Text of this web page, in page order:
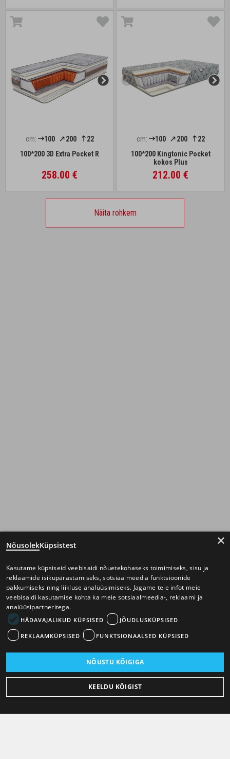
cm: 100 200
22
100*200 3D Extra Pocket R
258.00 €
cm: 100 200
22
100*200 Kingtonic Pocket
kokos Plus
212.00 €
Näita rohkem
×
NõusolekKüpsistest
Kasutame küpsiseid veebisaidi nõuetekohaseks toimimiseks, sisu ja
reklaamide isikupärastamiseks, sotsiaalmeedia funktsioonide
pakkumiseks ning liikluse analüüsimiseks. Jagame teie infot meie
veebisaidi kasutamise kohta ka meie sotsiaalmeedia-, reklaami ja
analüüsipartneritega.
HÄDAVAJALIKUD KÜPSISED JÕUDLUSKÜPSISED
REKLAAMKÜPSISED FUNKTSIONAALSED KÜPSISED
NÕUSTU KÕIGIGA
KEELDU KÕIGIST